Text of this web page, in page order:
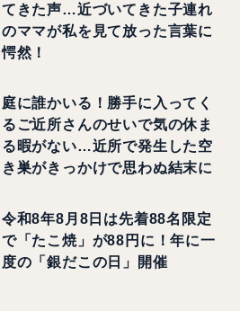
てきた声…近づいてきた子連れ
のママが私を見て放った言葉に
愕然！
庭に誰かいる！勝手に入ってく
るご近所さんのせいで気の休ま
る暇がない…近所で発生した空
き巣がきっかけで思わぬ結末に
令和8年8月8日は先着88名限定
で「たこ焼」が88円に！年に一
度の「銀だこの日」開催